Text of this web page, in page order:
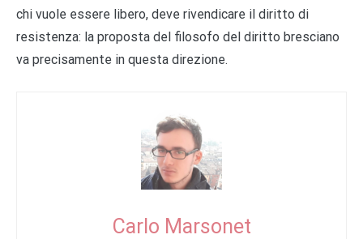
chi vuole essere libero, deve rivendicare il diritto di
resistenza: la proposta del filosofo del diritto bresciano
va precisamente in questa direzione.
Carlo Marsonet